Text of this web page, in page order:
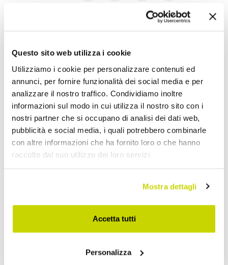
Questo sito web utilizza i cookie
Utilizziamo i cookie per personalizzare contenuti ed
annunci, per fornire funzionalità dei social media e per
analizzare il nostro traffico. Condividiamo inoltre
informazioni sul modo in cui utilizza il nostro sito con i
nostri partner che si occupano di analisi dei dati web,
pubblicità e social media, i quali potrebbero combinarle
con altre informazioni che ha fornito loro o che hanno
raccolto dal suo utilizzo dei loro servizi.
Mostra dettagli
Accetta tutti
Personalizza
Approfittane subito!